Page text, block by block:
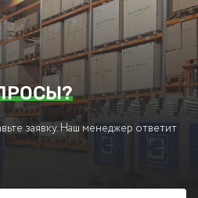
заявку. Наш менеджер ответит